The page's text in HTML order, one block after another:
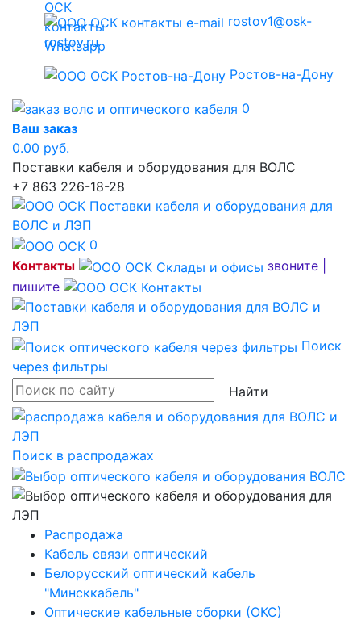
rostov1@osk-
rostov.ru
Ростов-на-Дону
0
Ваш заказ
0.00 руб.
Поставки кабеля и оборудования для ВОЛС
+7 863 226-18-28
0
Контакты
звоните |
пишите
Поиск
через фильтры
Найти
Поиск в распродажах
Распродажа
Кабель связи оптический
Белорусский оптический кабель
"Минсккабель"
Оптические кабельные сборки (ОКС)